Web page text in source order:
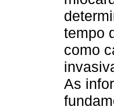
tempo
como
As